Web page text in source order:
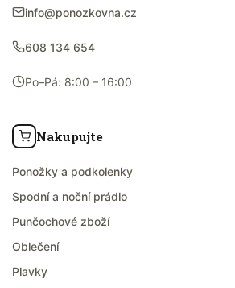
info@ponozkovna.cz
608 134 654
Po–Pá: 8:00 – 16:00
Nakupujte
Ponožky a podkolenky
Spodní a noční prádlo
Punčochové zboží
Oblečení
Plavky